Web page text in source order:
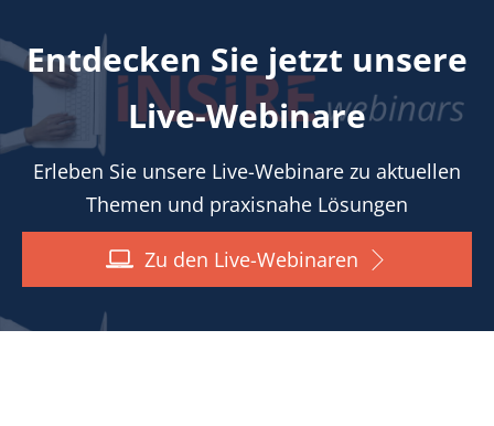
Entdecken Sie jetzt unsere
Live-Webinare
Erleben Sie unsere Live-Webinare zu aktuellen
Themen und praxisnahe Lösungen
Zu den Live-Webinaren